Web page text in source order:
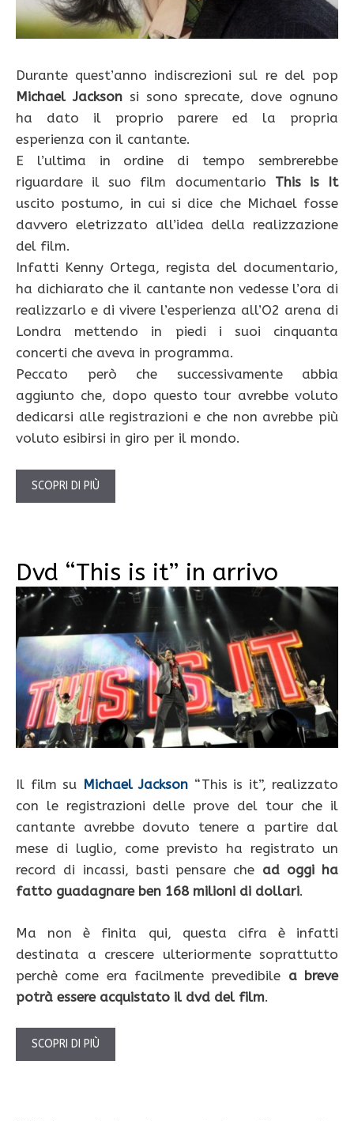
Durante quest’anno indiscrezioni sul re del pop
Michael Jackson si sono sprecate, dove ognuno
ha dato il proprio parere ed la propria
esperienza con il cantante.
E l’ultima in ordine di tempo sembrerebbe
riguardare il suo film documentario This is It
uscito postumo, in cui si dice che Michael fosse
davvero eletrizzato all’idea della realizzazione
del film.
Infatti Kenny Ortega, regista del documentario,
ha dichiarato che il cantante non vedesse l’ora di
realizzarlo e di vivere l’esperienza all’O2 arena di
Londra mettendo in piedi i suoi cinquanta
concerti che aveva in programma.
Peccato però che successivamente abbia
aggiunto che, dopo questo tour avrebbe voluto
dedicarsi alle registrazioni e che non avrebbe più
voluto esibirsi in giro per il mondo.
SCOPRI DI PIÙ
Dvd “This is it” in arrivo
Il film su Michael Jackson “This is it”, realizzato
con le registrazioni delle prove del tour che il
cantante avrebbe dovuto tenere a partire dal
mese di luglio, come previsto ha registrato un
record di incassi, basti pensare che ad oggi ha
fatto guadagnare ben 168 milioni di dollari.
Ma non è finita qui, questa cifra è infatti
destinata a crescere ulteriormente soprattutto
perchè come era facilmente prevedibile a breve
potrà essere acquistato il dvd del film.
SCOPRI DI PIÙ